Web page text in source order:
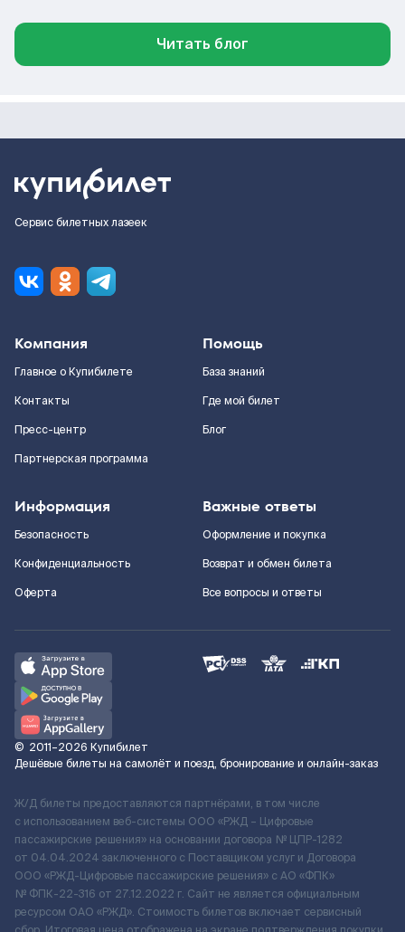
Читать блог
Сервис билетных лазеек
Компания
Главное о Купибилете
Контакты
Пресс-центр
Партнерская программа
Помощь
База знаний
Где мой билет
Блог
Информация
Безопасность
Конфиденциальность
Оферта
Важные ответы
Оформление и покупка
Возврат и обмен билета
Все вопросы и ответы
© 2011–2026 Купибилет
Дешёвые билеты на самолёт и поезд, бронирование и онлайн-заказ
Ж/Д билеты предоставляются партнёрами, в том числе
с использованием веб-системы ООО «РЖД – Цифровые
пассажирские решения» на основании договора № ЦПР-1282
от 04.04.2024 заключенного с Поставщиком услуг и Договора
ООО «РЖД-Цифровые пассажирские решения» c АО «ФПК»
№ ФПК-22-316 от 27.12.2022 г. Сайт не является официальным
ресурсом ОАО «РЖД». Стоимость билетов включает сервисный